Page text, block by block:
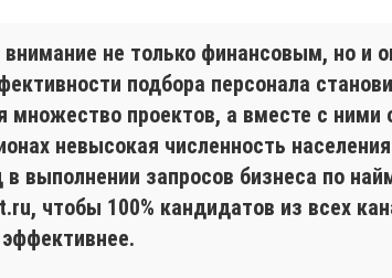
не только финансовым, но и
подбора персонала
множество проектов, а вместе с
невысокая численность
выполнении запросов бизнеса по
чтобы 100% кандидатов из всех